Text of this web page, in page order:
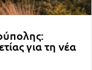
για τη νέα